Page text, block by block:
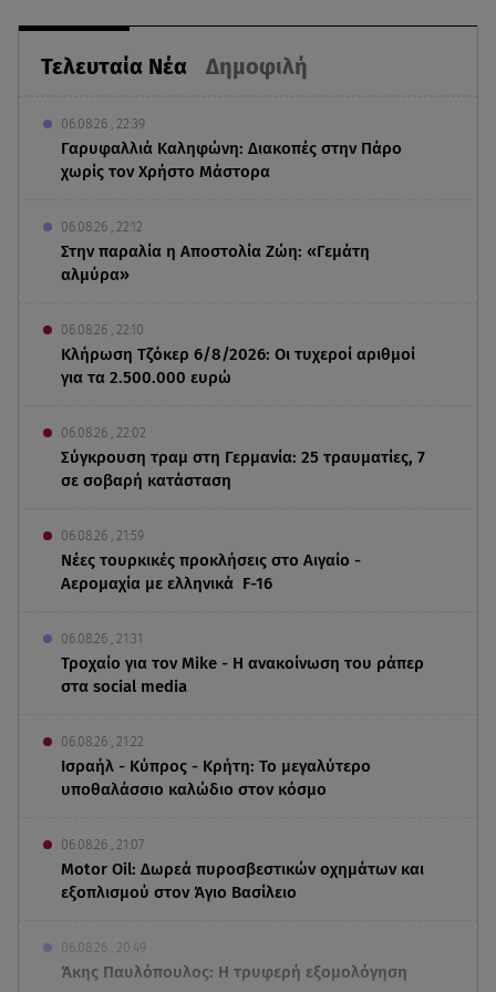
Τελευταία Νέα Δημοφιλή
06.08.26 , 22:39
Γαρυφαλλιά Καληφώνη: Διακοπές στην Πάρο
χωρίς τον Χρήστο Μάστορα
06.08.26 , 22:12
Στην παραλία η Αποστολία Ζώη: «Γεμάτη
αλμύρα»
06.08.26 , 22:10
Κλήρωση Τζόκερ 6/8/2026: Οι τυχεροί αριθμοί
για τα 2.500.000 ευρώ
06.08.26 , 22:02
Σύγκρουση τραμ στη Γερμανία: 25 τραυματίες, 7
σε σοβαρή κατάσταση
06.08.26 , 21:59
Νέες τουρκικές προκλήσεις στο Αιγαίο -
Αερομαχία με ελληνικά F-16
06.08.26 , 21:31
Τροχαίο για τον Mike - Η ανακοίνωση του ράπερ
στα social media
06.08.26 , 21:22
Ισραήλ - Κύπρος - Κρήτη: Το μεγαλύτερο
υποθαλάσσιο καλώδιο στον κόσμο
06.08.26 , 21:07
Motor Oil: Δωρεά πυροσβεστικών οχημάτων και
εξοπλισμού στον Άγιο Βασίλειο
06.08.26 , 20:49
Άκης Παυλόπουλος: Η τρυφερή εξομολόγηση